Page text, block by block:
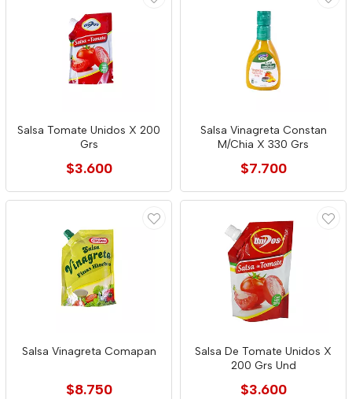
Salsa Tomate Unidos X 200
Grs
$3.600
Salsa Vinagreta Constan
M/Chia X 330 Grs
$7.700
Salsa Vinagreta Comapan
$8.750
Salsa De Tomate Unidos X
200 Grs Und
$3.600